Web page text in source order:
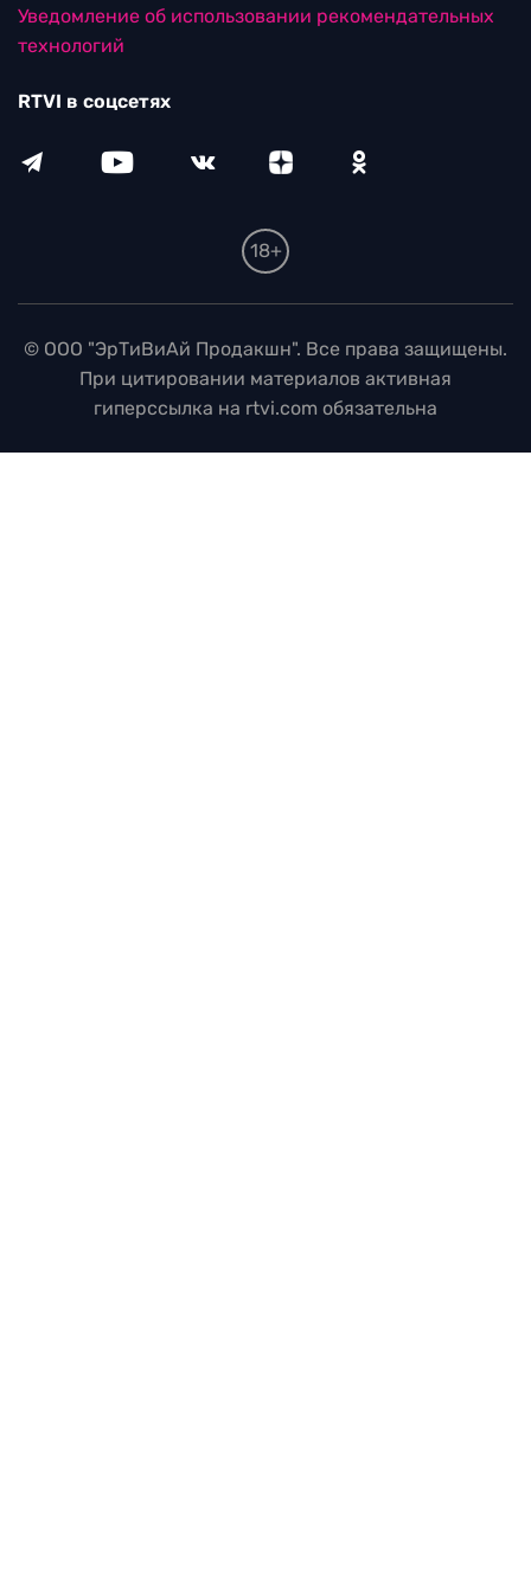
Уведомление об использовании рекомендательных
технологий
RTVI в соцсетях
18+
© ООО "ЭрТиВиАй Продакшн". Все права защищены.
При цитировании материалов активная
гиперссылка на rtvi.com обязательна